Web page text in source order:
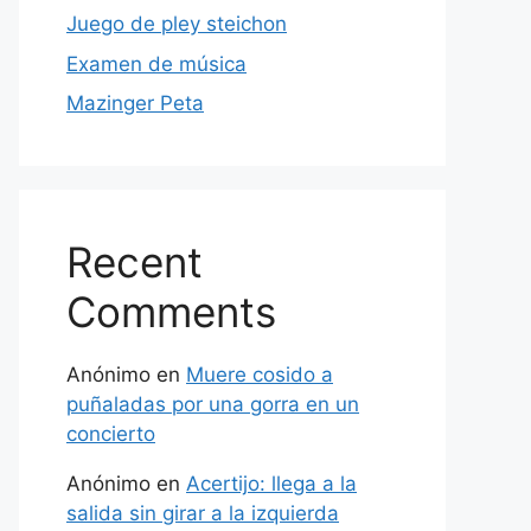
Juego de pley steichon
Examen de música
Mazinger Peta
Recent
Comments
Anónimo en Muere cosido a
puñaladas por una gorra en un
concierto
Anónimo en Acertijo: llega a la
salida sin girar a la izquierda